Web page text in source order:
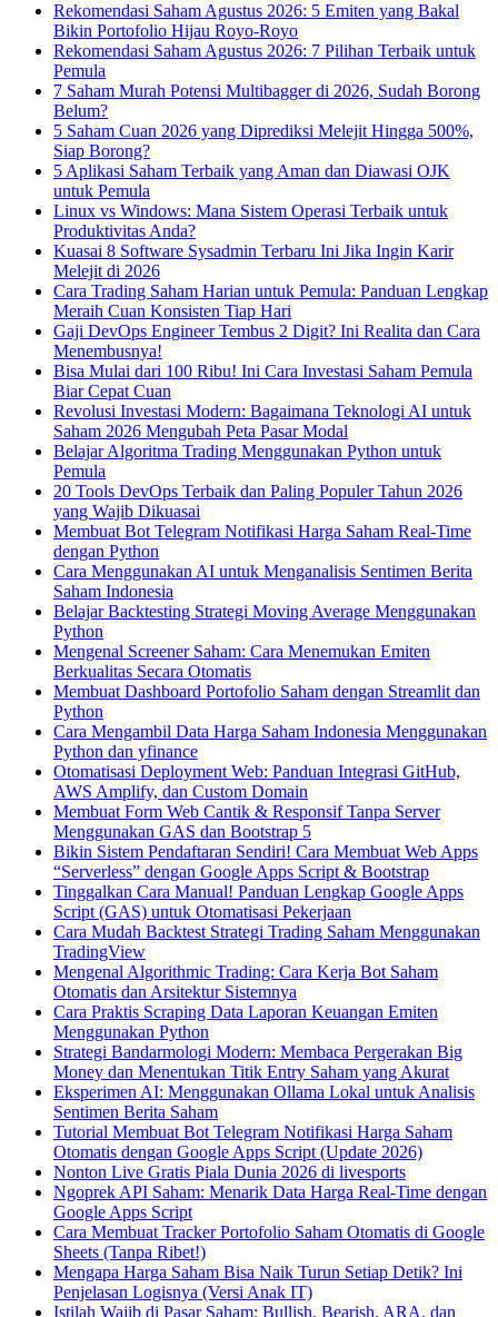
Rekomendasi Saham Agustus 2026: 5 Emiten yang Bakal
Bikin Portofolio Hijau Royo-Royo
Rekomendasi Saham Agustus 2026: 7 Pilihan Terbaik untuk
Pemula
7 Saham Murah Potensi Multibagger di 2026, Sudah Borong
Belum?
5 Saham Cuan 2026 yang Diprediksi Melejit Hingga 500%,
Siap Borong?
5 Aplikasi Saham Terbaik yang Aman dan Diawasi OJK
untuk Pemula
Linux vs Windows: Mana Sistem Operasi Terbaik untuk
Produktivitas Anda?
Kuasai 8 Software Sysadmin Terbaru Ini Jika Ingin Karir
Melejit di 2026
Cara Trading Saham Harian untuk Pemula: Panduan Lengkap
Meraih Cuan Konsisten Tiap Hari
Gaji DevOps Engineer Tembus 2 Digit? Ini Realita dan Cara
Menembusnya!
Bisa Mulai dari 100 Ribu! Ini Cara Investasi Saham Pemula
Biar Cepat Cuan
Revolusi Investasi Modern: Bagaimana Teknologi AI untuk
Saham 2026 Mengubah Peta Pasar Modal
Belajar Algoritma Trading Menggunakan Python untuk
Pemula
20 Tools DevOps Terbaik dan Paling Populer Tahun 2026
yang Wajib Dikuasai
Membuat Bot Telegram Notifikasi Harga Saham Real-Time
dengan Python
Cara Menggunakan AI untuk Menganalisis Sentimen Berita
Saham Indonesia
Belajar Backtesting Strategi Moving Average Menggunakan
Python
Mengenal Screener Saham: Cara Menemukan Emiten
Berkualitas Secara Otomatis
Membuat Dashboard Portofolio Saham dengan Streamlit dan
Python
Cara Mengambil Data Harga Saham Indonesia Menggunakan
Python dan yfinance
Otomatisasi Deployment Web: Panduan Integrasi GitHub,
AWS Amplify, dan Custom Domain
Membuat Form Web Cantik & Responsif Tanpa Server
Menggunakan GAS dan Bootstrap 5
Bikin Sistem Pendaftaran Sendiri! Cara Membuat Web Apps
“Serverless” dengan Google Apps Script & Bootstrap
Tinggalkan Cara Manual! Panduan Lengkap Google Apps
Script (GAS) untuk Otomatisasi Pekerjaan
Cara Mudah Backtest Strategi Trading Saham Menggunakan
TradingView
Mengenal Algorithmic Trading: Cara Kerja Bot Saham
Otomatis dan Arsitektur Sistemnya
Cara Praktis Scraping Data Laporan Keuangan Emiten
Menggunakan Python
Strategi Bandarmologi Modern: Membaca Pergerakan Big
Money dan Menentukan Titik Entry Saham yang Akurat
Eksperimen AI: Menggunakan Ollama Lokal untuk Analisis
Sentimen Berita Saham
Tutorial Membuat Bot Telegram Notifikasi Harga Saham
Otomatis dengan Google Apps Script (Update 2026)
Nonton Live Gratis Piala Dunia 2026 di livesports
Ngoprek API Saham: Menarik Data Harga Real-Time dengan
Google Apps Script
Cara Membuat Tracker Portofolio Saham Otomatis di Google
Sheets (Tanpa Ribet!)
Mengapa Harga Saham Bisa Naik Turun Setiap Detik? Ini
Penjelasan Logisnya (Versi Anak IT)
Istilah Wajib di Pasar Saham: Bullish, Bearish, ARA, dan